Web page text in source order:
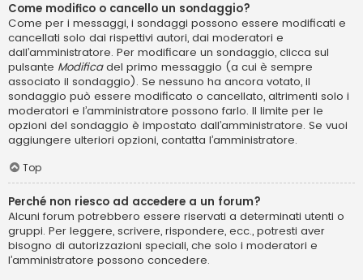
Come modifico o cancello un sondaggio?
Come per i messaggi, i sondaggi possono essere modificati e
cancellati solo dai rispettivi autori, dai moderatori e
dall’amministratore. Per modificare un sondaggio, clicca sul
pulsante Modificadel primo messaggio (a cui è sempre
associato il sondaggio). Se nessuno ha ancora votato, il
sondaggio può essere modificato o cancellato, altrimenti solo i
moderatori e l’amministratore possono farlo. Il limite per le
opzioni del sondaggio è impostato dall’amministratore. Se vuoi
aggiungere ulteriori opzioni, contatta l’amministratore.
Top
Perché non riesco ad accedere a un forum?
Alcuni forum potrebbero essere riservati a determinati utenti o
gruppi. Per leggere, scrivere, rispondere, ecc., potresti aver
bisogno di autorizzazioni speciali, che solo i moderatori e
l’amministratore possono concedere.